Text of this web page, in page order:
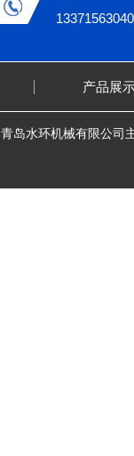
13371563040
产品展
青岛水环机械有限公司